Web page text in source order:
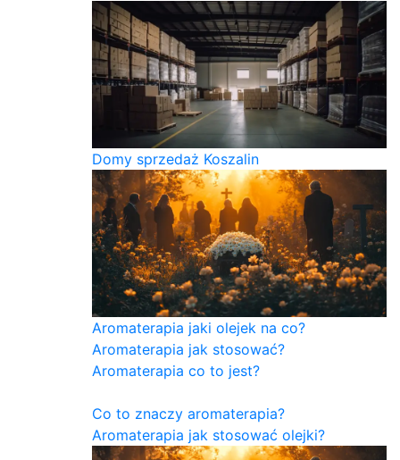
Domy sprzedaż Koszalin
Aromaterapia jaki olejek na co?
Aromaterapia jak stosować?
Aromaterapia co to jest?
Co to znaczy aromaterapia?
Aromaterapia jak stosować olejki?